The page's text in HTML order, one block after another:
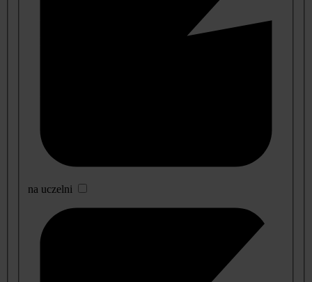
na uczelni